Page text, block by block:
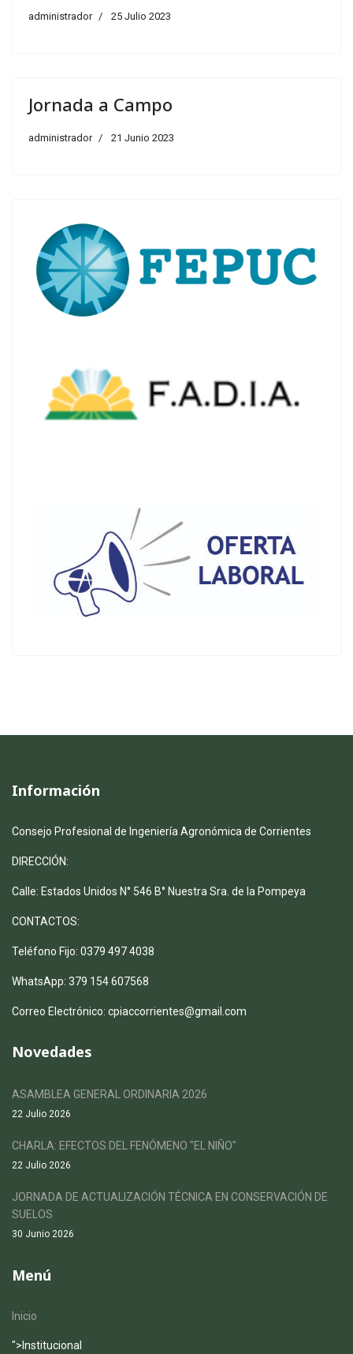
administrador 25 Julio 2023
Jornada a Campo
administrador 21 Junio 2023
Información
Consejo Profesional de Ingeniería Agronómica de Corrientes
DIRECCIÓN:
Calle: Estados Unidos N° 546 B° Nuestra Sra. de la Pompeya
CONTACTOS:
Teléfono Fijo: 0379 497 4038
WhatsApp: 379 154 607568
Correo Electrónico: cpiaccorrientes@gmail.com
Novedades
ASAMBLEA GENERAL ORDINARIA 2026
22 Julio 2026
CHARLA: EFECTOS DEL FENÓMENO "EL NIÑO"
22 Julio 2026
JORNADA DE ACTUALIZACIÓN TÉCNICA EN CONSERVACIÓN DE
SUELOS
30 Junio 2026
Menú
Inicio
"> Institucional